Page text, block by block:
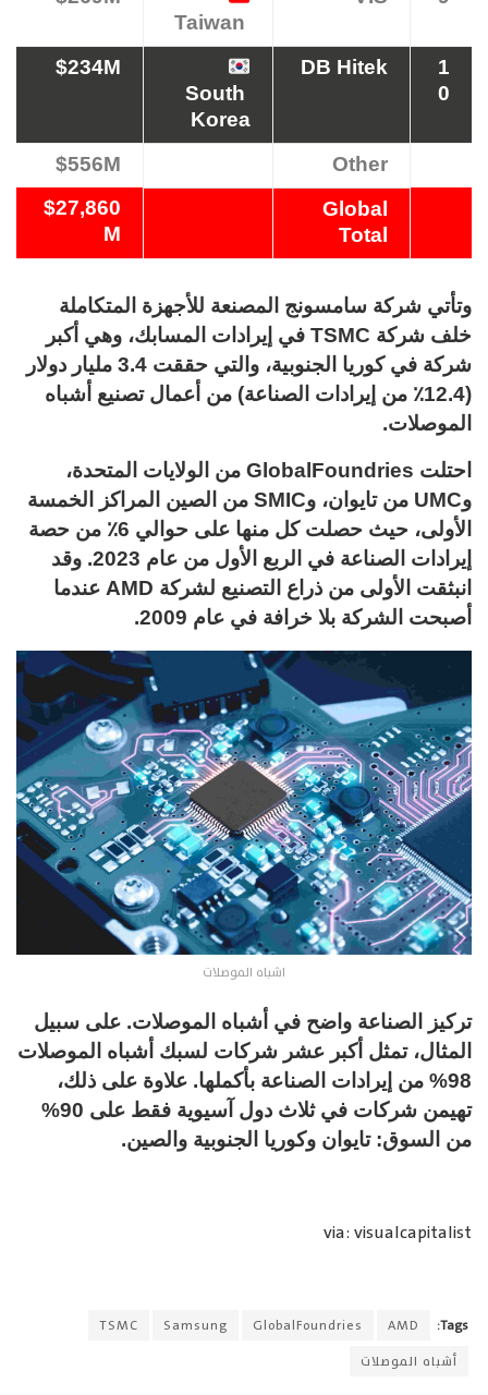
1
0
DB Hitek
South
Korea
$234M
Other
$556M
Global
Total
$27,860
M
وتأتي شركة سامسونج المصنعة للأجهزة المتكاملة
خلف شركة TSMC في إيرادات المسابك، وهي أكبر
شركة في كوريا الجنوبية، والتي حققت 3.4 مليار دولار
(12.4٪ من إيرادات الصناعة) من أعمال تصنيع أشباه
الموصلات.
احتلت GlobalFoundries من الولايات المتحدة،
وUMC من تايوان، وSMIC من الصين المراكز الخمسة
الأولى، حيث حصلت كل منها على حوالي 6٪ من حصة
إيرادات الصناعة في الربع الأول من عام 2023. وقد
انبثقت الأولى من ذراع التصنيع لشركة AMD عندما
أصبحت الشركة بلا خرافة في عام 2009.
اشباه الموصلات
تركيز الصناعة واضح في أشباه الموصلات. على سبيل
المثال، تمثل أكبر عشر شركات لسبك أشباه الموصلات
98% من إيرادات الصناعة بأكملها. علاوة على ذلك،
تهيمن شركات في ثلاث دول آسيوية فقط على 90%
من السوق: تايوان وكوريا الجنوبية والصين.
via: visualcapitalist
Tags:
AMD
GlobalFoundries
Samsung
TSMC
أشباه الموصلات